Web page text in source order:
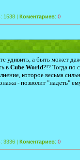
: 1538 | Коментариев: 0
удивить, а быть может
вCube World?!? Тогда по
которое весьма
- позволит "надеть"
: 3336 | Коментариев: 0